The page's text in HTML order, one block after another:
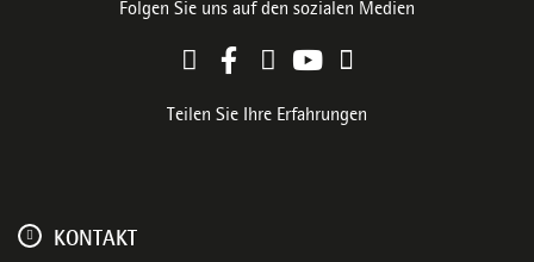
Folgen Sie uns auf den sozialen Medien
Teilen Sie Ihre Erfahrungen
KONTAKT